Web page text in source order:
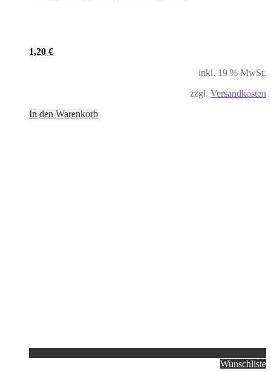
1,20 €
inkl. 19 % MwSt.
zzgl. Versandkosten
In den Warenkorb
Wunschliste